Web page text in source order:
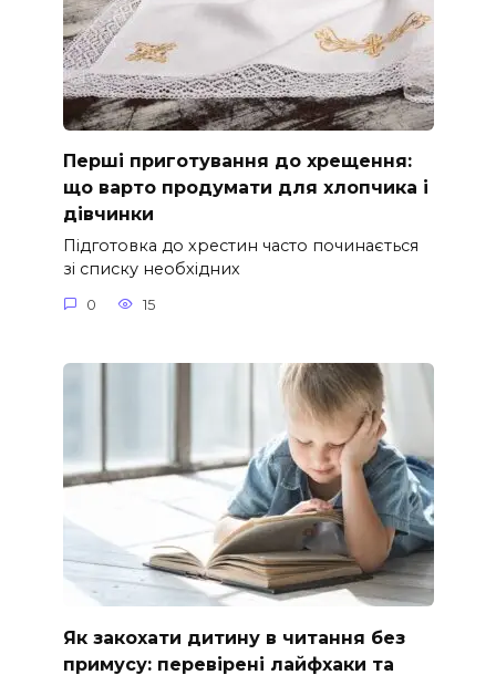
Перші приготування до хрещення:
що варто продумати для хлопчика і
дівчинки
Підготовка до хрестин часто починається
зі списку необхідних
0 15
Як закохати дитину в читання без
примусу: перевірені лайфхаки та